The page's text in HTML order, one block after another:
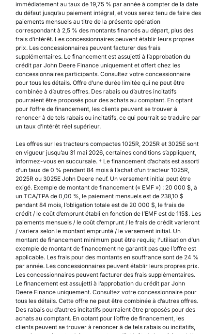
immédiatement au taux de 19,75 % par année à compter de la date
du défaut jusqu’au paiement intégral, et vous serez tenu de faire des
paiements mensuels au titre de la présente opération
correspondant à 2,5 % des montants financés au départ, plus des
frais d’intérêt. Les concessionnaires peuvent établir leurs propres
prix. Les concessionnaires peuvent facturer des frais
supplémentaires. Le financement est assujetti à l’approbation du
crédit par John Deere Finance uniquement et offert chez les
concessionnaires participants. Consultez votre concessionnaire
pour tous les détails. Offre d’une durée limitée qui ne peut être
combinée à d’autres offres. Des rabais ou d’autres incitatifs
pourraient être proposés pour des achats au comptant. En optant
pour l’offre de financement, les clients peuvent se trouver à
renoncer à de tels rabais ou incitatifs, ce qui pourrait se traduire par
un taux d’intérêt réel supérieur.
Les offres sur les tracteurs compactes 1025R, 2025R et 3025E sont
en vigueur jusqu’au 31 mai 2026, certaines conditions s’appliquent,
informez-vous en succursale. † Le financement d’achats est assorti
d’un taux de 0 % pendant 84 mois à l’achat d’un tracteur 1025R,
2025R ou 3025E John Deere neuf. Un versement initial peut être
exigé. Exemple de montant de financement (« EMF ») : 20 000 $, à
un TCA/TPA de 0,00 %, le paiement mensuels est de 238,10 $
pendant 84 mois, l’obligation totale est de 20 000 $, le frais de
crédit / le coût d’emprunt établi en fonction de l’EMF est de 115$. Les
paiements mensuels / le coût d’emprunt / le frais de crédit varieront
/ variera selon le montant emprunté / le versement initial. Un
montant de financement minimum peut être requis; l’utilisation d’un
exemple de montant de financement ne garantit pas que l’offre est
applicable. Les frais pour des montants en souffrance sont de 24 %
par année. Les concessionnaires peuvent établir leurs propres prix.
Les concessionnaires peuvent facturer des frais supplémentaires.
Le financement est assujetti à l’approbation du crédit par John
Deere Finance uniquement. Consultez votre concessionnaire pour
tous les détails. Cette offre ne peut être combinée à d’autres offres.
Des rabais ou d’autres incitatifs pourraient être proposés pour des
achats au comptant. En optant pour l’offre de financement, les
clients peuvent se trouver à renoncer à de tels rabais ou incitatifs,